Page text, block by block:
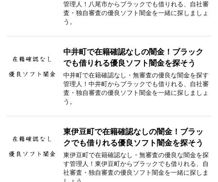
管理人！八尾市からブラックでも借りれる、自社審
査・独自審査の優良ソフト闇金を一緒に探しましょ
う。
中井町で在籍確認なしの闇金！ブラック
でも借りれる優良ソフト闇金を探そう
中井町で在籍確認なし・無審査の優良な闇金を探す
管理人！中井町からブラックでも借りれる、自社審
査・独自審査の優良ソフト闇金を一緒に探しましょ
う。
東伊豆町で在籍確認なしの闇金！ブラッ
クでも借りれる優良ソフト闇金を探そう
東伊豆町で在籍確認なし・無審査の優良な闇金を探
す管理人！東伊豆町からブラックでも借りれる、自
社審査・独自審査の優良ソフト闇金を一緒に探しま